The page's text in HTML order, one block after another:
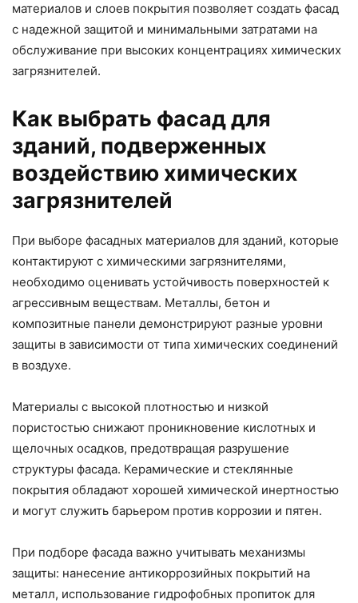
материалов и слоев покрытия позволяет создать фасад
с надежной защитой и минимальными затратами на
обслуживание при высоких концентрациях химических
загрязнителей.
Как выбрать фасад для
зданий, подверженных
воздействию химических
загрязнителей
При выборе фасадных материалов для зданий, которые
контактируют с химическими загрязнителями,
необходимо оценивать устойчивость поверхностей к
агрессивным веществам. Металлы, бетон и
композитные панели демонстрируют разные уровни
защиты в зависимости от типа химических соединений
в воздухе.
Материалы с высокой плотностью и низкой
пористостью снижают проникновение кислотных и
щелочных осадков, предотвращая разрушение
структуры фасада. Керамические и стеклянные
покрытия обладают хорошей химической инертностью
и могут служить барьером против коррозии и пятен.
При подборе фасада важно учитывать механизмы
защиты: нанесение антикоррозийных покрытий на
металл, использование гидрофобных пропиток для